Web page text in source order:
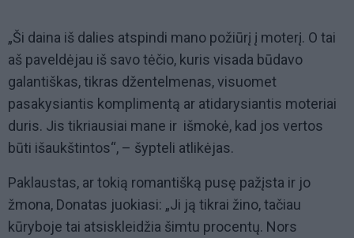
„Ši daina iš dalies atspindi mano požiūrį į moterį. O tai
aš paveldėjau iš savo tėčio, kuris visada būdavo
galantiškas, tikras džentelmenas, visuomet
pasakysiantis komplimentą ar atidarysiantis moteriai
duris. Jis tikriausiai mane ir išmokė, kad jos vertos
būti išaukštintos“, – šypteli atlikėjas.
Paklaustas, ar tokią romantišką pusę pažįsta ir jo
žmona, Donatas juokiasi: „Ji ją tikrai žino, tačiau
kūryboje tai atsiskleidžia šimtu procentų. Nors